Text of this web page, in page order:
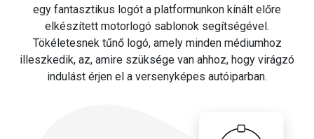
egy fantasztikus logót a platformunkon kínált előre
elkészített motorlogó sablonok segítségével.
Tökéletesnek tűnő logó, amely minden médiumhoz
illeszkedik, az, amire szüksége van ahhoz, hogy virágzó
indulást érjen el a versenyképes autóiparban.